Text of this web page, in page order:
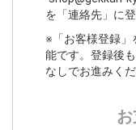
を「連絡先」に
※「お客様登録」
能です。登録後
なしでお進みくだ